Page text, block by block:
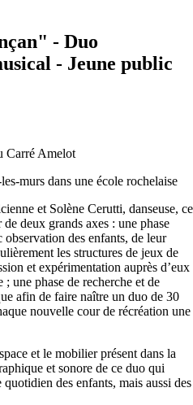
- Duo
- Jeune public
Carré Amelot
murs dans une école rochelaise
et Solène Cerutti, danseuse, ce
deux grands axes : une phase
observation des enfants, de leur
les structures de jeux de
et expérimentation auprès d’eux
une phase de recherche et de
afin de faire naître un duo de 30
nouvelle cour de récréation une
et le mobilier présent dans la
et sonore de ce duo qui
des enfants, mais aussi des